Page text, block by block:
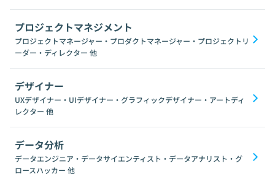
プロジェクトマネジメント
プロジェクトマネージャー・プロダクトマネージャー・プロジェクトリ
ーダー・ディレクター 他
デザイナー
UXデザイナー・UIデザイナー・グラフィックデザイナー・アートディ
レクター 他
データ分析
データエンジニア・データサイエンティスト・データアナリスト・グ
ロースハッカー 他